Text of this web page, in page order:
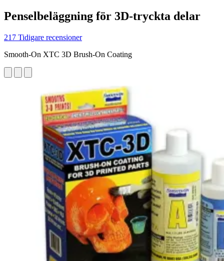
Penselbeläggning för 3D-tryckta delar
217 Tidigare recensioner
Smooth-On XTC 3D Brush-On Coating